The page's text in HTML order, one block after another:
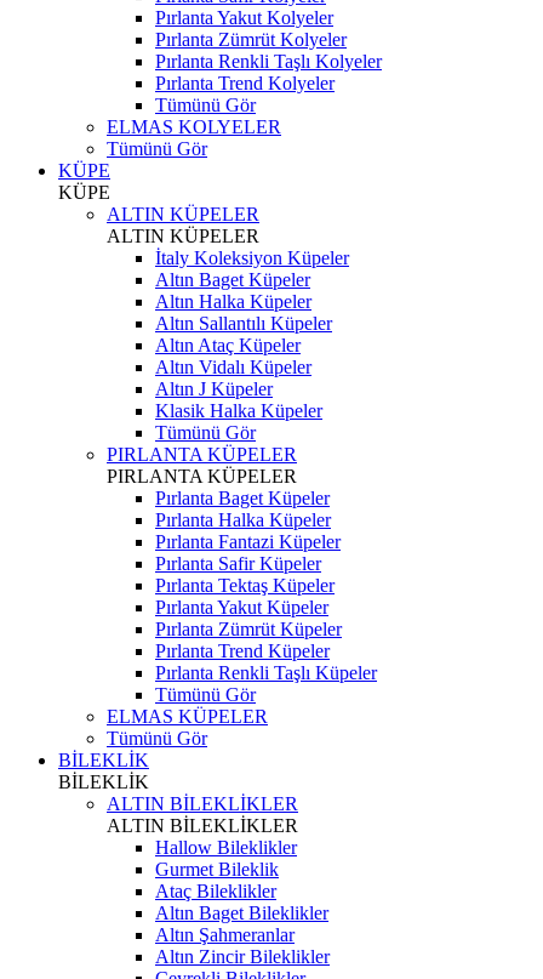
Pırlanta Yakut Kolyeler
Pırlanta Zümrüt Kolyeler
Pırlanta Renkli Taşlı Kolyeler
Pırlanta Trend Kolyeler
Tümünü Gör
ELMAS KOLYELER
Tümünü Gör
KÜPE
KÜPE
ALTIN KÜPELER
ALTIN KÜPELER
İtaly Koleksiyon Küpeler
Altın Baget Küpeler
Altın Halka Küpeler
Altın Sallantılı Küpeler
Altın Ataç Küpeler
Altın Vidalı Küpeler
Altın J Küpeler
Klasik Halka Küpeler
Tümünü Gör
PIRLANTA KÜPELER
PIRLANTA KÜPELER
Pırlanta Baget Küpeler
Pırlanta Halka Küpeler
Pırlanta Fantazi Küpeler
Pırlanta Safir Küpeler
Pırlanta Tektaş Küpeler
Pırlanta Yakut Küpeler
Pırlanta Zümrüt Küpeler
Pırlanta Trend Küpeler
Pırlanta Renkli Taşlı Küpeler
Tümünü Gör
ELMAS KÜPELER
Tümünü Gör
BİLEKLİK
BİLEKLİK
ALTIN BİLEKLİKLER
ALTIN BİLEKLİKLER
Hallow Bileklikler
Gurmet Bileklik
Ataç Bileklikler
Altın Baget Bileklikler
Altın Şahmeranlar
Altın Zincir Bileklikler